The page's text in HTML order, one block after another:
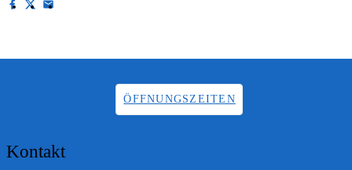
ÖFFNUNGSZEITEN
Kontakt